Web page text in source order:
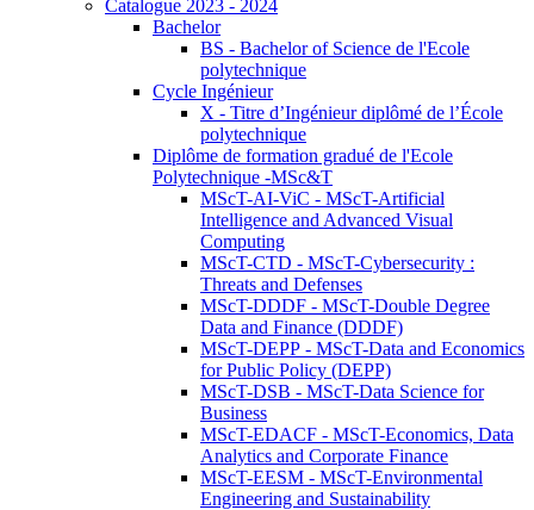
Catalogue 2023 - 2024
Bachelor
BS - Bachelor of Science de l'Ecole
polytechnique
Cycle Ingénieur
X - Titre d’Ingénieur diplômé de l’École
polytechnique
Diplôme de formation gradué de l'Ecole
Polytechnique -MSc&T
MScT-AI-ViC - MScT-Artificial
Intelligence and Advanced Visual
Computing
MScT-CTD - MScT-Cybersecurity :
Threats and Defenses
MScT-DDDF - MScT-Double Degree
Data and Finance (DDDF)
MScT-DEPP - MScT-Data and Economics
for Public Policy (DEPP)
MScT-DSB - MScT-Data Science for
Business
MScT-EDACF - MScT-Economics, Data
Analytics and Corporate Finance
MScT-EESM - MScT-Environmental
Engineering and Sustainability